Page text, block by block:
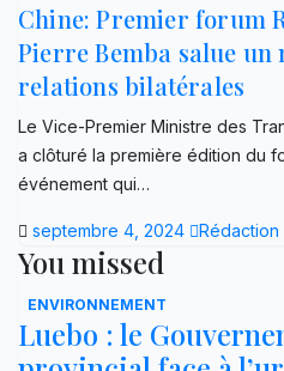
Chine: Premier forum
Pierre Bemba salue un
relations bilatérales
Le Vice-Premier Ministre des
a clôturé la première édition du
événement qui…
septembre 4, 2024 Rédaction
You missed
ENVIRONNEMENT
Luebo : le